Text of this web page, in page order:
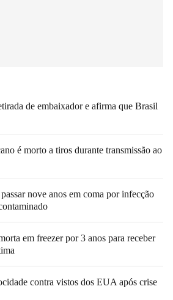
de embaixador e afirma que Brasil
é morto a tiros durante transmissão ao
nove anos em coma por infecção
em freezer por 3 anos para receber
contra vistos dos EUA após crise